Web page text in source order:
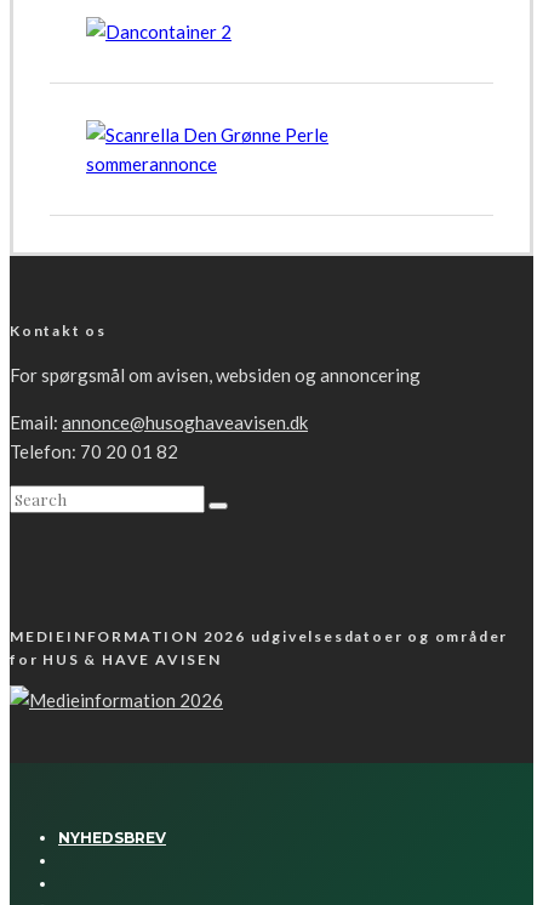
Kontakt os
For spørgsmål om avisen, websiden og annoncering
Email: annonce@husoghaveavisen.dk
Telefon: 70 20 01 82
MEDIEINFORMATION 2026 udgivelsesdatoer og områder
for HUS & HAVE AVISEN
NYHEDSBREV